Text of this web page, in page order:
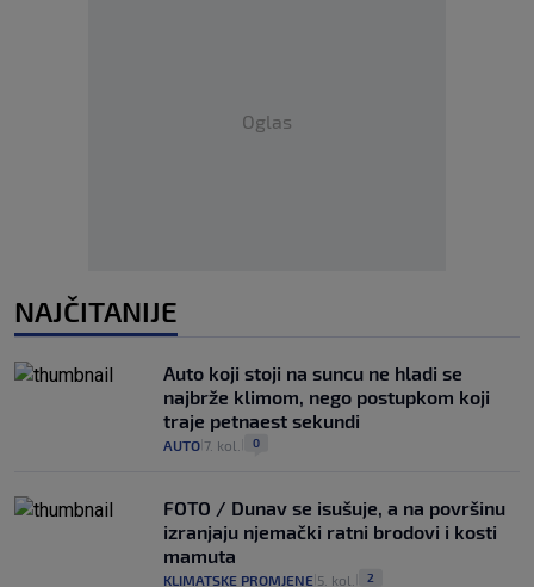
Oglas
NAJČITANIJE
Auto koji stoji na suncu ne hladi se
najbrže klimom, nego postupkom koji
traje petnaest sekundi
AUTO 7. kol. 0
FOTO / Dunav se isušuje, a na površinu
izranjaju njemački ratni brodovi i kosti
mamuta
KLIMATSKE PROMJENE 5. kol. 2